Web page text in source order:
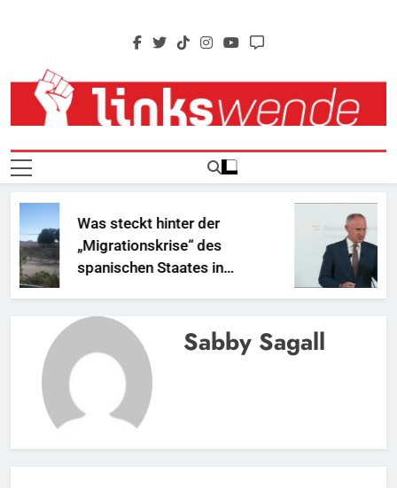
Linkswende Jetzt!
Was steckt hinter der
„Migrationskrise“ des
spanischen Staates in
Nordafrika?
Sabby Sagall